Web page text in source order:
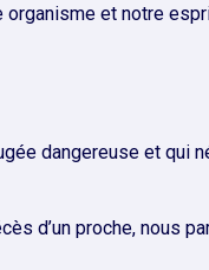
organisme et notre
dangereuse et qui
d’un proche, nous